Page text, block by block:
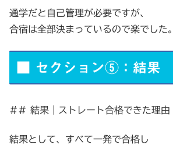
通学だと自己管理が必要ですが、
合宿は全部決まっているので楽でした。
■ セクション⑤：結果
## 結果｜ストレート合格できた理由
結果として、すべて一発で合格し